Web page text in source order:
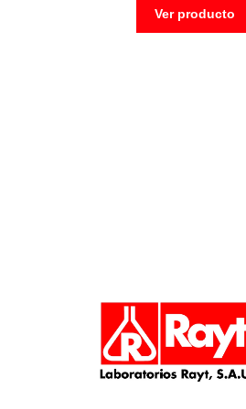
Ver producto